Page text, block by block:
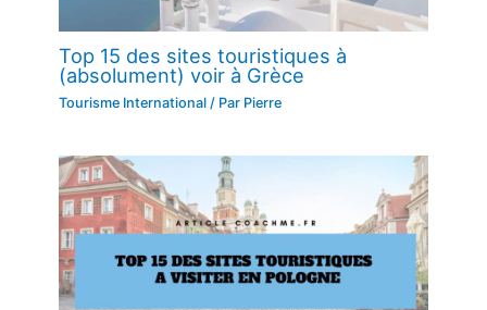
Top 15 des sites touristiques à
(absolument) voir à Grèce
Tourisme International / Par Pierre